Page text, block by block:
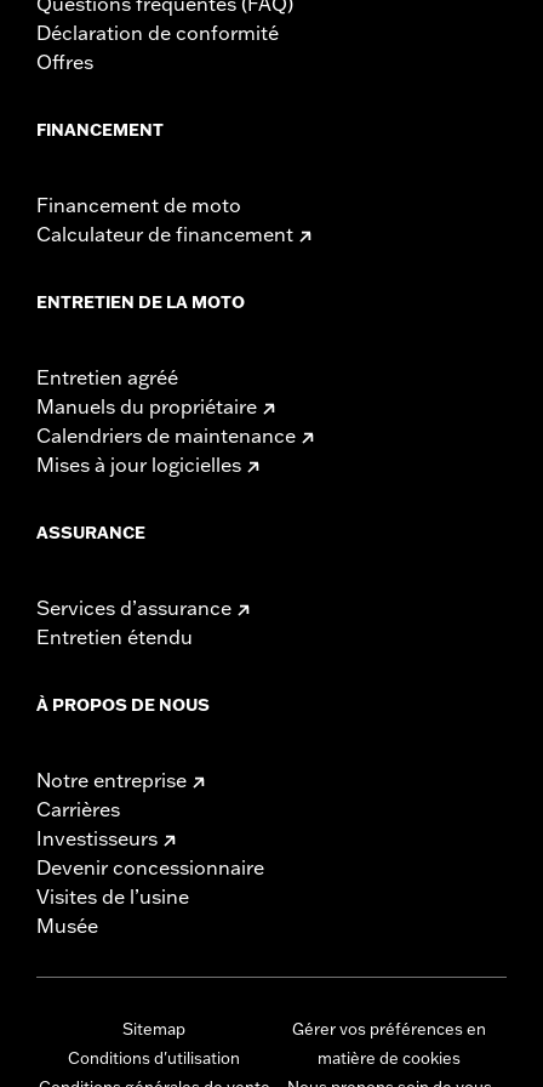
Déclaration de conformité
Offres
FINANCEMENT
Financement de moto
Calculateur de financement
ENTRETIEN DE LA MOTO
Entretien agréé
Manuels du propriétaire
Calendriers de maintenance
Mises à jour logicielles
ASSURANCE
Services d’assurance
Entretien étendu
À PROPOS DE NOUS
Notre entreprise
Carrières
Investisseurs
Devenir concessionnaire
Visites de l’usine
Musée
Sitemap
Conditions d'utilisation
Gérer vos préférences en
matière de cookies